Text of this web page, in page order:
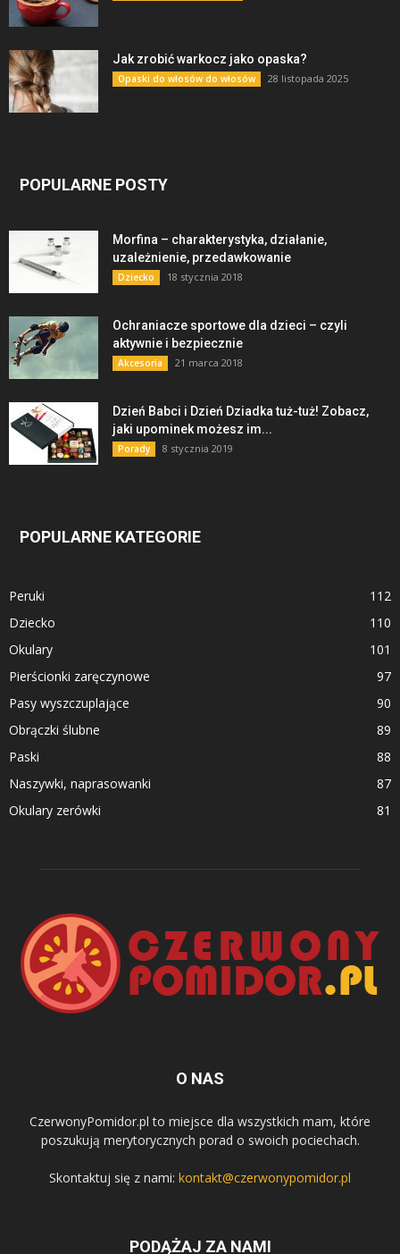
Jak zrobić warkocz jako opaska?
Opaski do włosów do włosów 28 listopada 2025
POPULARNE POSTY
Morfina – charakterystyka, działanie,
uzależnienie, przedawkowanie
Dziecko 18 stycznia 2018
Ochraniacze sportowe dla dzieci – czyli
aktywnie i bezpiecznie
Akcesoria 21 marca 2018
Dzień Babci i Dzień Dziadka tuż-tuż! Zobacz,
jaki upominek możesz im...
Porady 8 stycznia 2019
POPULARNE KATEGORIE
Peruki
112
Dziecko
110
Okulary
101
Pierścionki zaręczynowe
97
Pasy wyszczuplające
90
Obrączki ślubne
89
Paski
88
Naszywki, naprasowanki
87
Okulary zerówki
81
O NAS
CzerwonyPomidor.pl to miejsce dla wszystkich mam, które
poszukują merytorycznych porad o swoich pociechach.
Skontaktuj się z nami: kontakt@czerwonypomidor.pl
PODĄŻAJ ZA NAMI